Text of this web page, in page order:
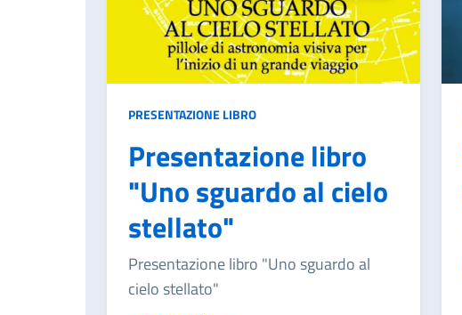
PRESENTAZIONE LIBRO
Presentazione libro
"Uno sguardo al cielo
stellato"
Presentazione libro "Uno sguardo al
cielo stellato"